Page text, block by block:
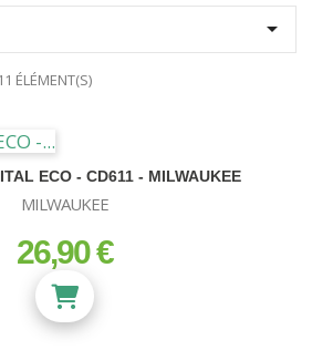

ÉLÉMENT(S)
ECO - CD611 - MILWAUKEE
MILWAUKEE
prix
26,90 €